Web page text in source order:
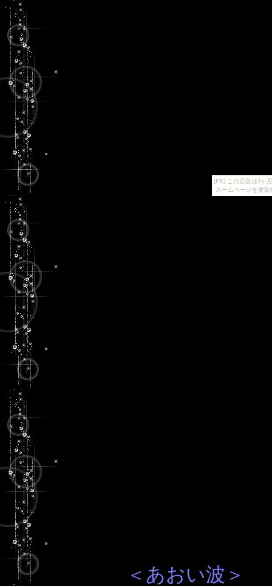
[PR] この広告は3ヶ
ホームページを更
＜あおい波＞